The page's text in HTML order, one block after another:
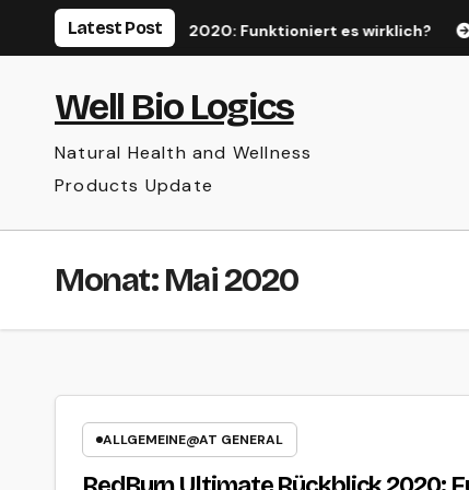
Latest Post
Ultimate Rückblick 2020: Funktioniert es wirklich?
Well Bio Logics
Natural Health and Wellness
Products Update
Monat:Mai 2020
ALLGEMEINE@AT GENERAL